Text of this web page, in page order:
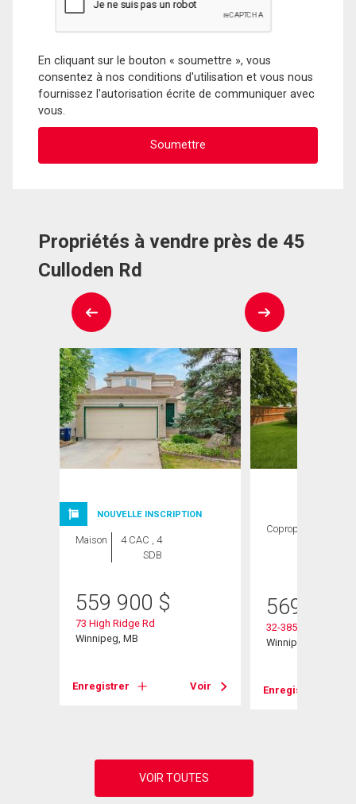
En cliquant sur le bouton « soumettre », vous
consentez à nos conditions d'utilisation et vous nous
fournissez l'autorisation écrite de communiquer avec
vous.
Propriétés à vendre près de 45
Culloden Rd
NOUVELLE INSCRIPTION
Maison
4 CAC , 4
SDB
559 900 $
73 High Ridge Rd
Winnipeg, MB
Enregistrer Voir
Copropriété
569 900
32-385 Willowlake
Winnipeg, MB
Enregistrer